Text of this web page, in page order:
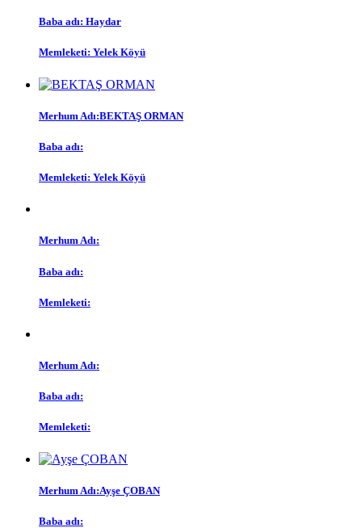
Baba adı: Haydar
Memleketi: Yelek Köyü
Merhum Adı:BEKTAŞ ORMAN
Baba adı:
Memleketi: Yelek Köyü
Merhum Adı:
Baba adı:
Memleketi:
Merhum Adı:
Baba adı:
Memleketi:
Merhum Adı:Ayşe ÇOBAN
Baba adı: